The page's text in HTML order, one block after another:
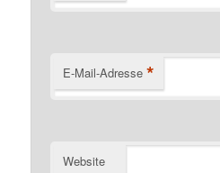
E-Mail-Adresse *
Website